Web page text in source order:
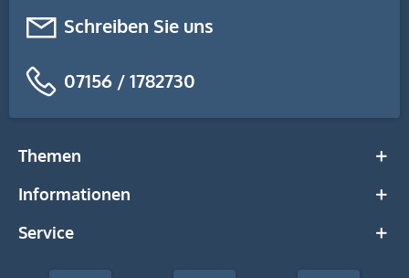
Schreiben Sie uns
07156 / 1782730
Themen
Informationen
Service
stempel-